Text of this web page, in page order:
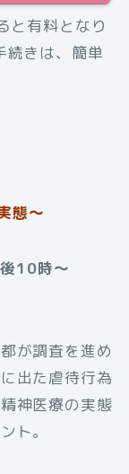
と有料となり
続きは、簡単
態～
10時〜
が調査を進め
出た虐待行為
神医療の実態
ト。